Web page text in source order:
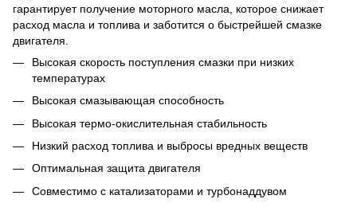
гарантирует получение моторного масла, которое снижает
расход масла и топлива и заботится о быстрейшей смазке
двигателя.
Высокая скорость поступления смазки при низких
температурах
Высокая смазывающая способность
Высокая термо-окислительная стабильность
Низкий расход топлива и выбросы вредных веществ
Оптимальная защита двигателя
Совместимо с катализаторами и турбонаддувом